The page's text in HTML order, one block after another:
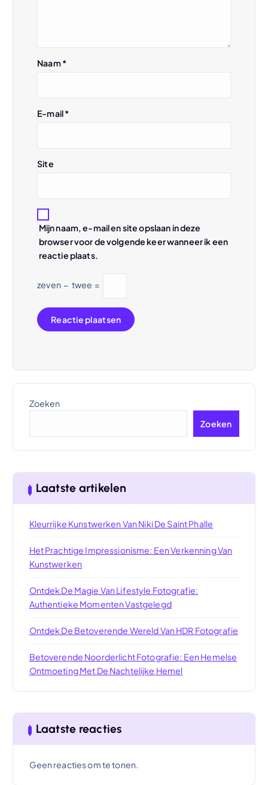
Naam*
E-mail*
Site
Mijn naam, e-mail en site opslaan in deze
browser voor de volgende keer wanneer ik een
reactie plaats.
zeven − twee =
Zoeken
Zoeken
Laatste artikelen
Kleurrijke Kunstwerken Van Niki De Saint Phalle
Het Prachtige Impressionisme: Een Verkenning Van
Kunstwerken
Ontdek De Magie Van Lifestyle Fotografie:
Authentieke Momenten Vastgelegd
Ontdek De Betoverende Wereld Van HDR Fotografie
Betoverende Noorderlicht Fotografie: Een Hemelse
Ontmoeting Met De Nachtelijke Hemel
Laatste reacties
Geen reacties om te tonen.